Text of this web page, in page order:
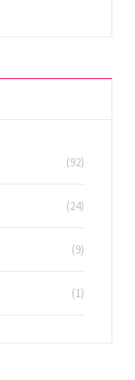
(92)
(24)
(9)
(1)